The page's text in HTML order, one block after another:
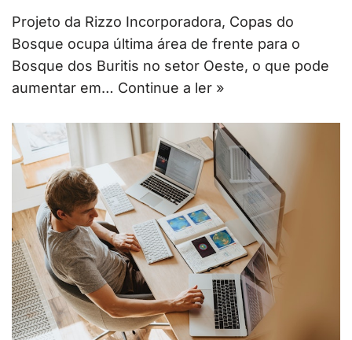
Projeto da Rizzo Incorporadora, Copas do
Bosque ocupa última área de frente para o
Bosque dos Buritis no setor Oeste, o que pode
aumentar em… Continue a ler »